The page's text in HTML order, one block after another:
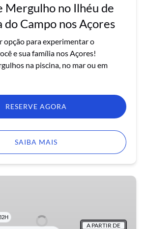
Mergulho no Ilhéu de
do Campo nos Açores
opção para experimentar o
e sua família nos Açores!
na piscina, no mar ou em
RESERVE AGORA
SAIBA MAIS
A PARTIR DE